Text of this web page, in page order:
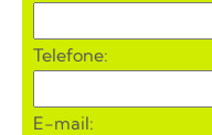
Telefone:
E-mail: